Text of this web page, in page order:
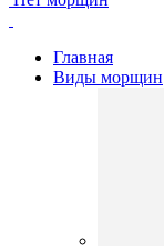
Главная
Виды морщин